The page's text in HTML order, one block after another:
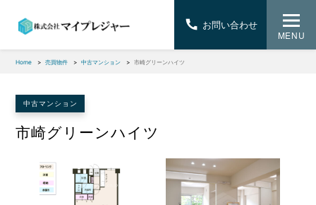
MENU
Home 売買物件 中古マンション 市崎グリーンハイツ
中古マンション
市崎グリーンハイツ
お問い合わせ